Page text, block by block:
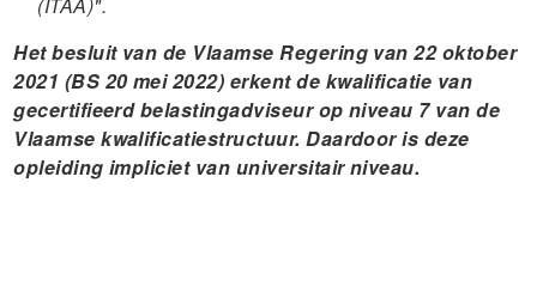
Het besluit van de Vlaamse Regering van 22 oktober
2021 (BS 20 mei 2022) erkent de kwalificatie van
gecertifieerd belastingadviseur op niveau 7 van de
Vlaamse kwalificatiestructuur. Daardoor is deze
opleiding impliciet van universitair niveau.